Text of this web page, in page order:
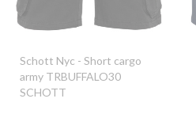
Schott Nyc - Short cargo
army TRBUFFALO30
SCHOTT